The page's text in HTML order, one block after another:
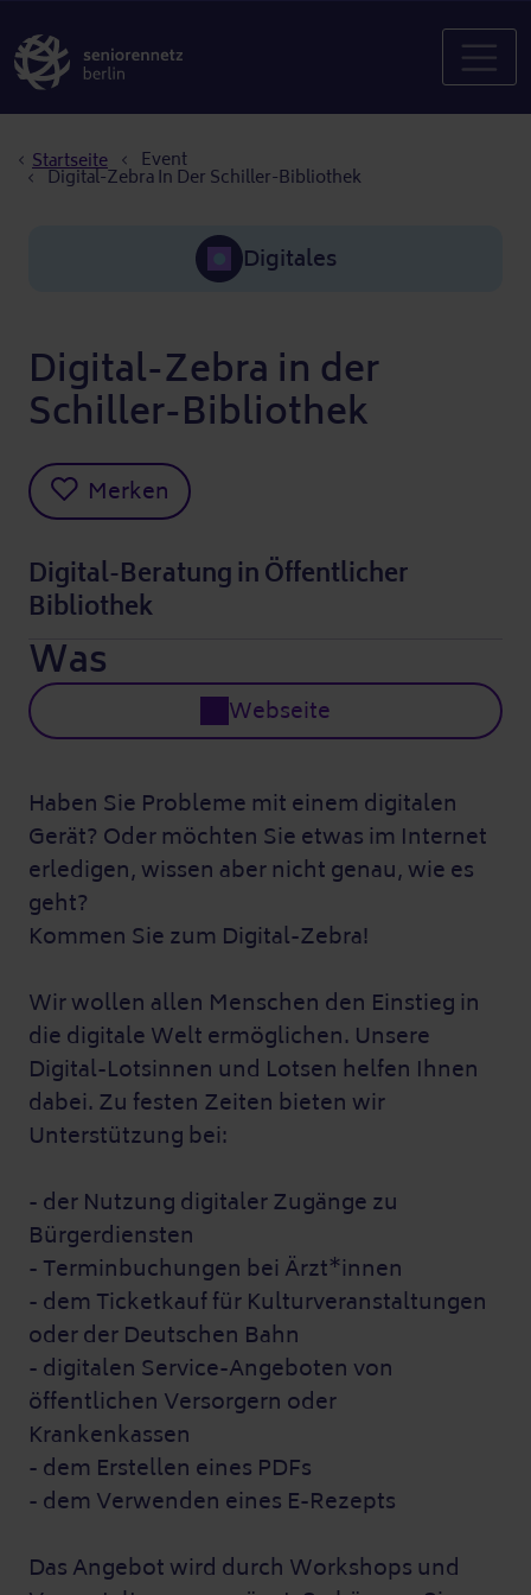
Startseite Event
Digital-Zebra In Der Schiller-Bibliothek
Digitales
Digital-Zebra in der
Schiller-Bibliothek
Merken
Digital-Beratung in Öffentlicher
Bibliothek
Was
Webseite
Haben Sie Probleme mit einem digitalen
Gerät? Oder möchten Sie etwas im Internet
erledigen, wissen aber nicht genau, wie es
geht?
Kommen Sie zum Digital-Zebra!
Wir wollen allen Menschen den Einstieg in
die digitale Welt ermöglichen. Unsere
Digital-Lotsinnen und Lotsen helfen Ihnen
dabei. Zu festen Zeiten bieten wir
Unterstützung bei:
- der Nutzung digitaler Zugänge zu
Bürgerdiensten
- Terminbuchungen bei Ärzt*innen
- dem Ticketkauf für Kulturveranstaltungen
oder der Deutschen Bahn
- digitalen Service-Angeboten von
öffentlichen Versorgern oder
Krankenkassen
- dem Erstellen eines PDFs
- dem Verwenden eines E-Rezepts
Das Angebot wird durch Workshops und